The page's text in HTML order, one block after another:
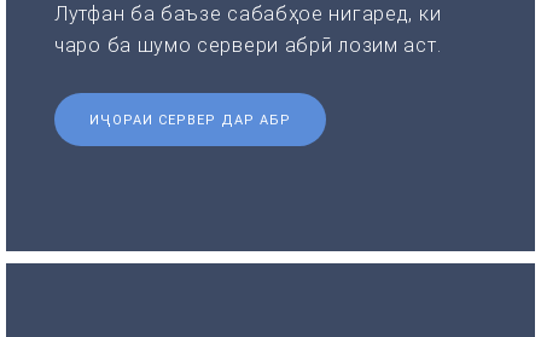
Лутфан ба баъзе сабабҳое нигаред, ки
чаро ба шумо сервери абрӣ лозим аст.
ИҶОРАИ СЕРВЕР ДАР АБР